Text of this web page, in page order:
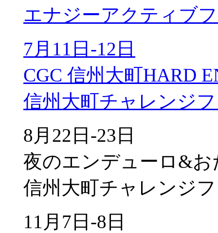
エナジーアクティブ
7月11日-12日
CGC 信州大町HARD
信州大町チャレンジ
8月22日-23日
夜のエンデューロ&
信州大町チャレンジ
11月7日-8日